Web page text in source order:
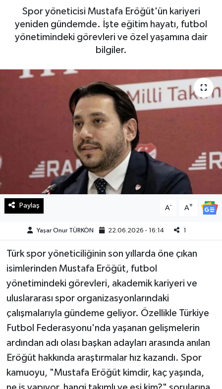
Spor yöneticisi Mustafa Eröğüt'ün kariyeri
yeniden gündemde. İşte eğitim hayatı, futbol
yönetimindeki görevleri ve özel yaşamına dair
bilgiler.
Paylaş A- A+
Yaşar Onur TÜRKÖN 22.06.2026 - 16:14 1
Türk spor yöneticiliğinin son yıllarda öne çıkan
isimlerinden Mustafa Eröğüt, futbol
yönetimindeki görevleri, akademik kariyeri ve
uluslararası spor organizasyonlarındaki
çalışmalarıyla gündeme geliyor. Özellikle Türkiye
Futbol Federasyonu'nda yaşanan gelişmelerin
ardından adı olası başkan adayları arasında anılan
Eröğüt hakkında araştırmalar hız kazandı. Spor
kamuoyu, "Mustafa Eröğüt kimdir, kaç yaşında,
Haberde İnsan
Kültür Sanat
Magazin
Manşet Altı
Sağlık
Spor
Yaşam
KAHRAMANMARAŞ